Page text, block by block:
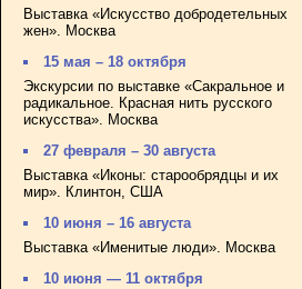
Выставка «Искусство добродетельных
жен». Москва
15 мая – 18 октября
Экскурсии по выставке «Сакральное и
радикальное. Красная нить русского
искусства». Москва
27 февраля – 30 августа
Выставка «Иконы: старообрядцы и их
мир». Клинтон, США
10 июня – 16 августа
Выставка «Именитые люди». Москва
10 июня — 11 октября